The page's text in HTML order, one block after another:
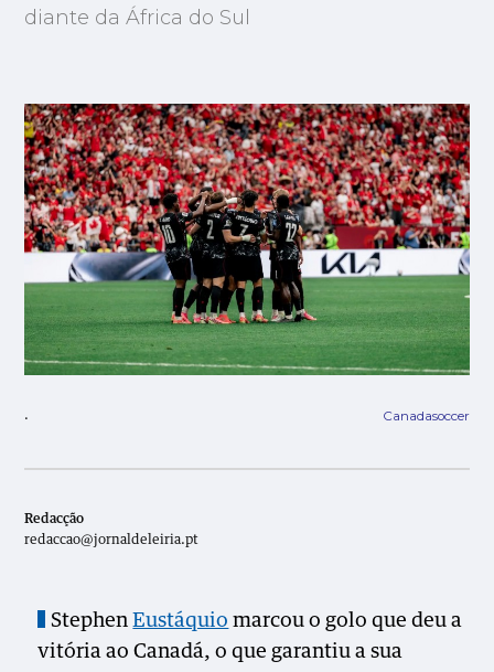
diante da África do Sul
. Canadasoccer
Redacção
redaccao@jornaldeleiria.pt
StephenEustáquio marcou o golo que deu a
vitória ao Canadá, o que garantiu a sua